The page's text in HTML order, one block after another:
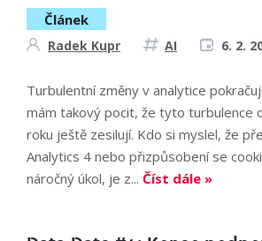
Článek
Radek Kupr AI 6. 2.
Turbulentní změny v analytice
mám takový pocit, že tyto turbulence
roku ještě zesilují. Kdo si myslel, že
Analytics 4 nebo přizpůsobení se
náročný úkol, je z... Číst dále »